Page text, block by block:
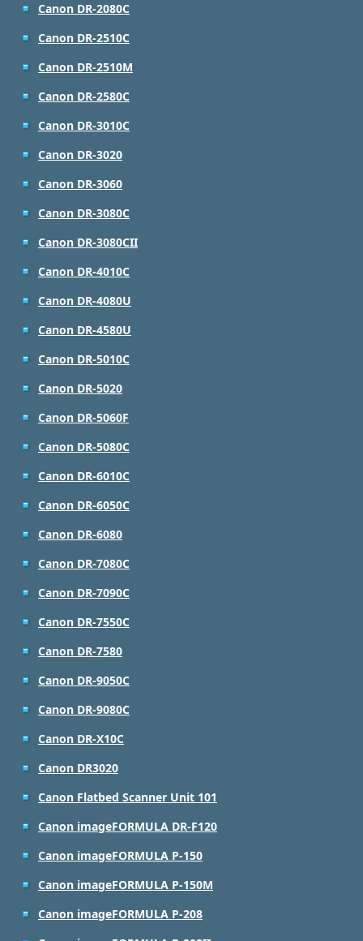
Canon DR-2080C
Canon DR-2510C
Canon DR-2510M
Canon DR-2580C
Canon DR-3010C
Canon DR-3020
Canon DR-3060
Canon DR-3080C
Canon DR-3080CII
Canon DR-4010C
Canon DR-4080U
Canon DR-4580U
Canon DR-5010C
Canon DR-5020
Canon DR-5060F
Canon DR-5080C
Canon DR-6010C
Canon DR-6050C
Canon DR-6080
Canon DR-7080C
Canon DR-7090C
Canon DR-7550C
Canon DR-7580
Canon DR-9050C
Canon DR-9080C
Canon DR-X10C
Canon DR3020
Canon Flatbed Scanner Unit 101
Canon imageFORMULA DR-F120
Canon imageFORMULA P-150
Canon imageFORMULA P-150M
Canon imageFORMULA P-208